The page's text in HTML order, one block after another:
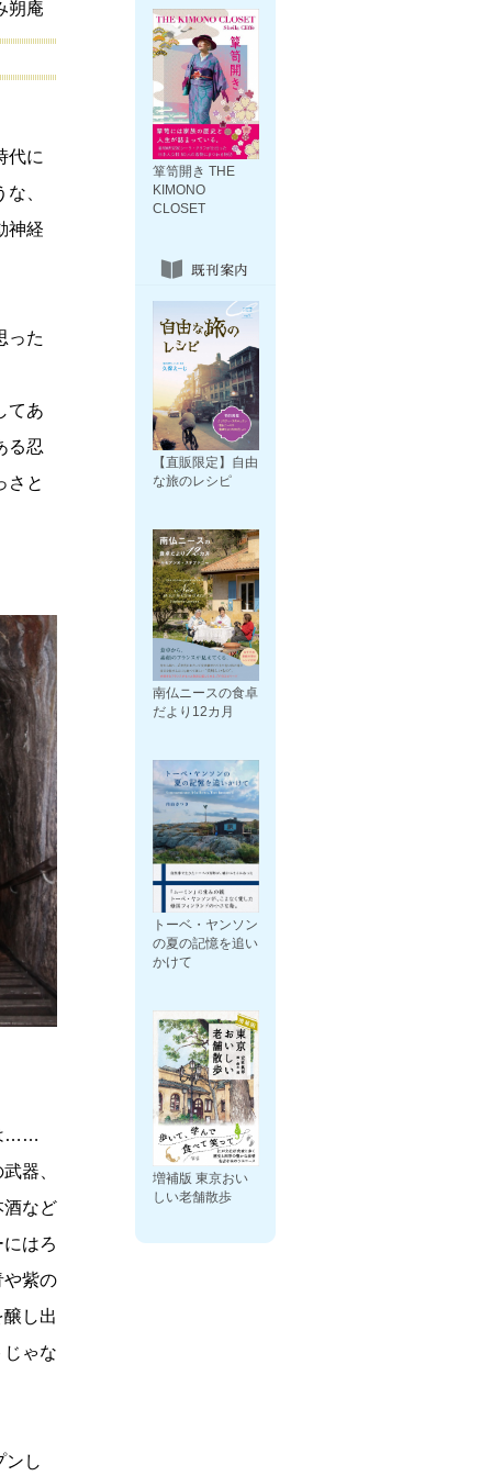
朔庵
代に
、
神経
った
てあ
る忍
さと
……
器、
酒など
はろ
や紫の
し出
ゃな
ンし
箪笥開き THE
KIMONO
CLOSET
【直販限定】自由
な旅のレシピ
南仏ニースの食卓
だより12カ月
トーベ・ヤンソン
の夏の記憶を追い
かけて
増補版 東京おい
しい老舗散歩